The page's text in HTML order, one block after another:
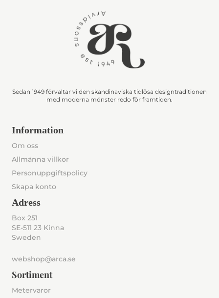
Sedan 1949 förvaltar vi den skandinaviska tidlösa designtraditionen
med moderna mönster redo för framtiden.
Information
Om oss
Allmänna villkor
Personuppgiftspolicy
Skapa konto
Adress
Box 251
SE-511 23 Kinna
Sweden
webshop@arca.se
Sortiment
Metervaror